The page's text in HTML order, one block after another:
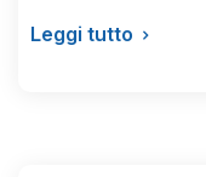
Leggi tutto